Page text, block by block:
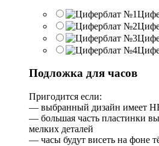
Подложка для часов
Пригодится если:
— выбранный дизайн имеет
— большая часть пластинки
мелких деталей
— часы будут висеть на фоне